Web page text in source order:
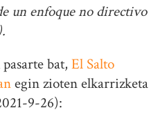
un enfoque no directivo
bat, El Salto
egin zioten elkarrizketa
9-26):